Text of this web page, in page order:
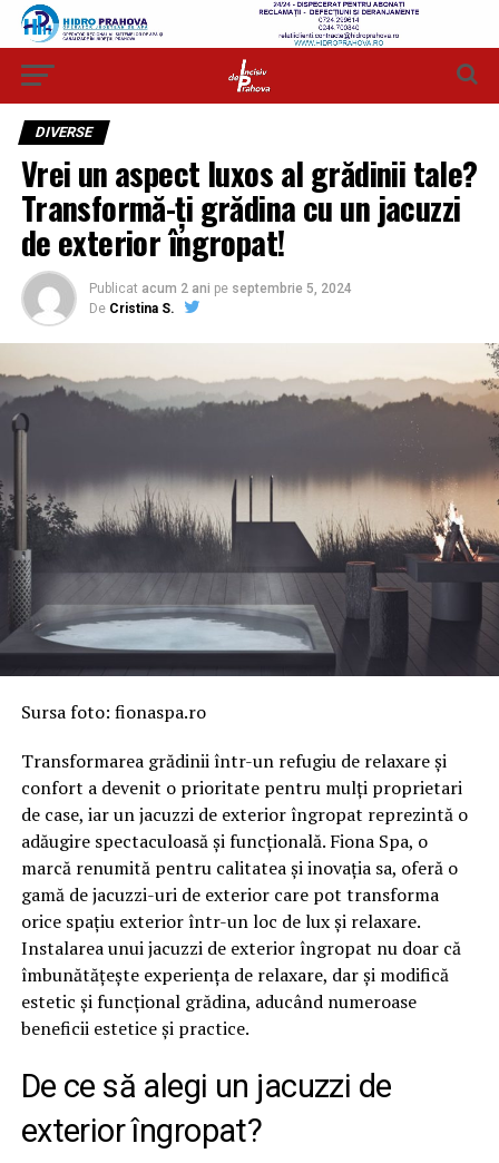
DIVERSE
Vrei un aspect luxos al grădinii tale?
Transformă-ți grădina cu un jacuzzi
de exterior îngropat!
Publicat acum 2 ani pe septembrie 5, 2024
De Cristina S.
Sursa foto: fionaspa.ro
Transformarea grădinii într-un refugiu de relaxare și
confort a devenit o prioritate pentru mulți proprietari
de case, iar un jacuzzi de exterior îngropat reprezintă o
adăugire spectaculoasă și funcțională. Fiona Spa, o
marcă renumită pentru calitatea și inovația sa, oferă o
gamă de jacuzzi-uri de exterior care pot transforma
orice spațiu exterior într-un loc de lux și relaxare.
Instalarea unui jacuzzi de exterior îngropat nu doar că
îmbunătățește experiența de relaxare, dar și modifică
estetic și funcțional grădina, aducând numeroase
beneficii estetice și practice.
De ce să alegi un jacuzzi de
exterior îngropat?